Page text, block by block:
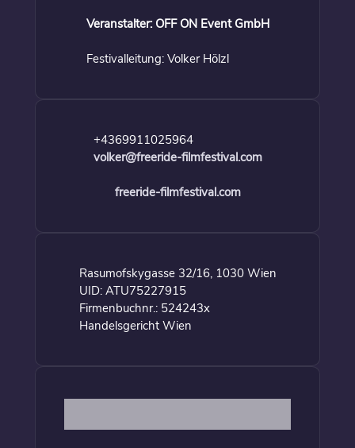
Veranstalter: OFF ON Event GmbH
Festivalleitung: Volker Hölzl
+4369911025964
volker@freeride-filmfestival.com
freeride-filmfestival.com
Rasumofskygasse 32/16, 1030 Wien
UID: ATU75227915
Firmenbuchnr.: 524243x
Handelsgericht Wien